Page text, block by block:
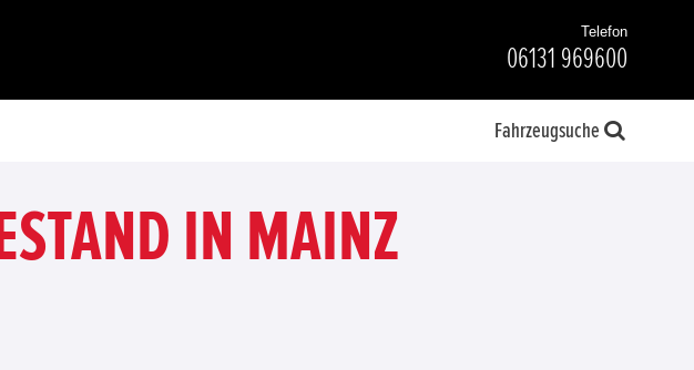
Telefon
06131 969600
Fahrzeugsuche
IN MAINZ